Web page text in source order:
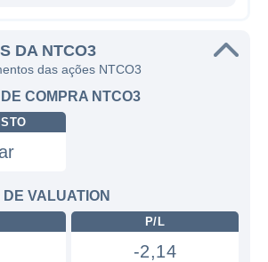
DA NTCO3
das ações NTCO3
COMPRA NTCO3
DE VALUATION
P/L
-2,14